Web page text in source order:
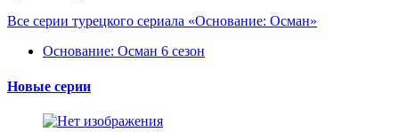
Все серии турецкого сериала «Основание: Осман»
Основание: Осман 6 сезон
Новые серии